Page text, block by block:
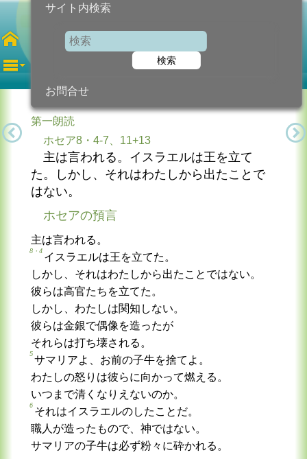
サイト内検索
検索
お問合せ
第14火曜日年間
第一朗読
ホセア8・4-7、11+13
主は言われる。イスラエルは王を立て
た。しかし、それはわたしから出たことで
はない。
ホセアの預言
主は言われる。
8・4
イスラエルは王を立てた。
しかし、それはわたしから出たことではない。
彼らは高官たちを立てた。
しかし、わたしは関知しない。
彼らは金銀で偶像を造ったが
それらは打ち壊される。
5
サマリアよ、お前の子牛を捨てよ。
わたしの怒りは彼らに向かって燃える。
いつまで清くなりえないのか。
6
それはイスラエルのしたことだ。
職人が造ったもので、神ではない。
サマリアの子牛は必ず粉々に砕かれる。